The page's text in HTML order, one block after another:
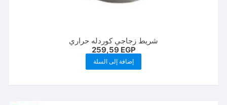
شريط زجاجي كوردله حراري
259,59 EGP
إضافة إلى السلة